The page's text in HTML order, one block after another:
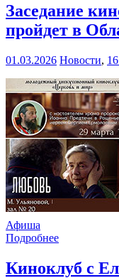
Заседание
пройдет в
01.03.2026 Новости,
Афиша
Подробнее
Киноклуб с